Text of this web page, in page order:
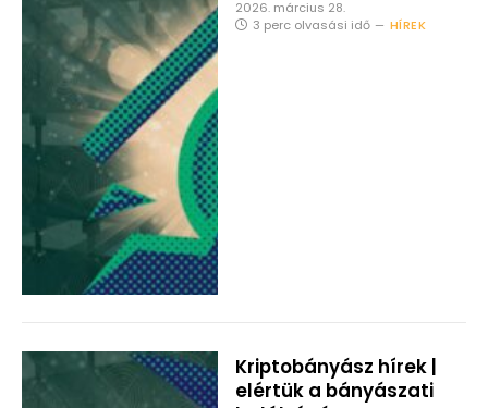
2026. március 28.
3 perc olvasási idő
HÍREK
Kriptobányász hírek |
elértük a bányászati